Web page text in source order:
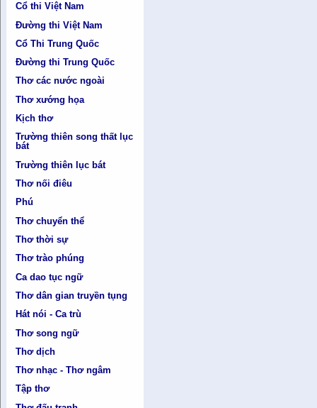
Cổ thi Việt Nam
Đường thi Việt Nam
Cổ Thi Trung Quốc
Đường thi Trung Quốc
Thơ các nước ngoài
Thơ xướng họa
Kịch thơ
Trường thiên song thất lục
bát
Trường thiên lục bát
Thơ nối điêu
Phú
Thơ chuyển thể
Thơ thời sự
Thơ trào phúng
Ca dao tục ngữ
Thơ dân gian truyền tụng
Hát nói - Ca trù
Thơ song ngữ
Thơ dịch
Thơ nhạc - Thơ ngâm
Tập thơ